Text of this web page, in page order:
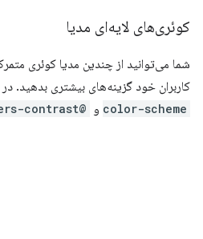
کوئری‌های لایه‌ای مدیا
شما می‌توانید از چندین مدیا کوئری
کاربران خود گزینه‌های بیشتری بدهید. در
color-scheme و @prefers-contrast